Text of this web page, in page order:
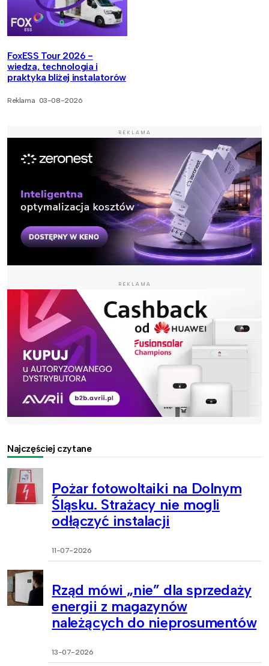
FoxESS Tour 2026 -
wiedza, technologia i
praktyka bliżej instalatorów
Reklama 03-08-2026
REKLAMA
REKLAMA
Najczęściej czytane
Pożar fotowoltaiki na Dolnym
Śląsku. Strażacy nie mogli
odłączyć instalacji
11-07-2026
Rząd mówi „nie” dla sprzedaży
energii z magazynów
należących do nieprosumentów
13-07-2026